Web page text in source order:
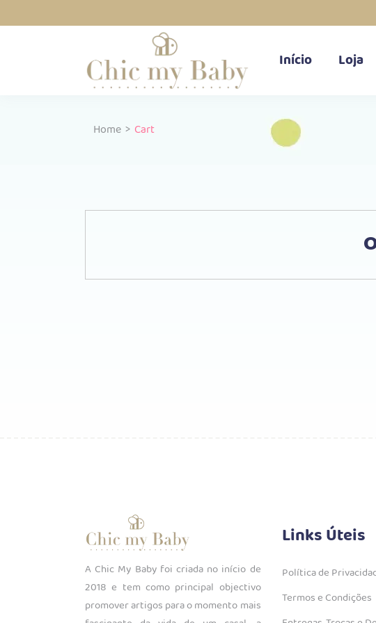
Início Loja
Home > Cart
A Chic My Baby foi criada no início de
2018 e tem como principal objectivo
promover artigos para o momento mais
Links Úteis
Política de
Termos e Condições